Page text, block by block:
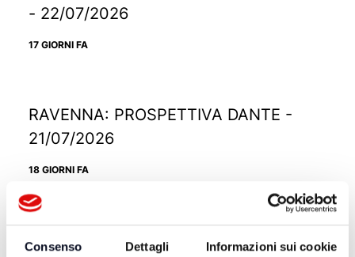
Consenso Dettagli Informazioni sui cookie
- 22/07/2026
17 GIORNI FA
RAVENNA: PROSPETTIVA DANTE -
21/07/2026
18 GIORNI FA
RICCIONE: TRAMONTO DIVINO -